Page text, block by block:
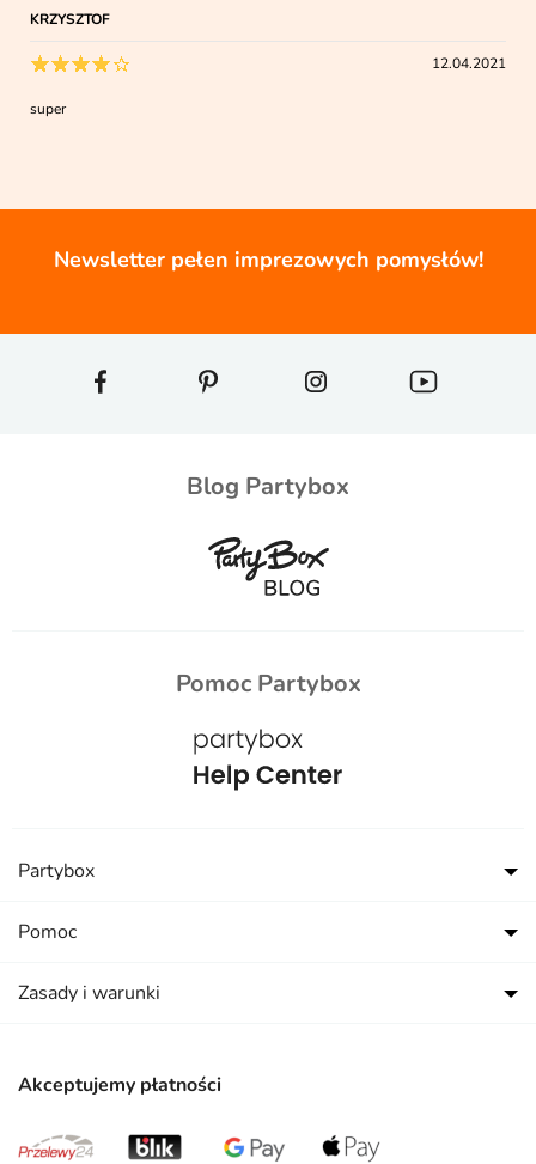
KRZYSZTOF
12.04.2021
super
Newsletter pełen imprezowych pomysłów!
Blog Partybox
Pomoc Partybox
Akceptujemy płatności
Partybox
Pomoc
Zasady i warunki